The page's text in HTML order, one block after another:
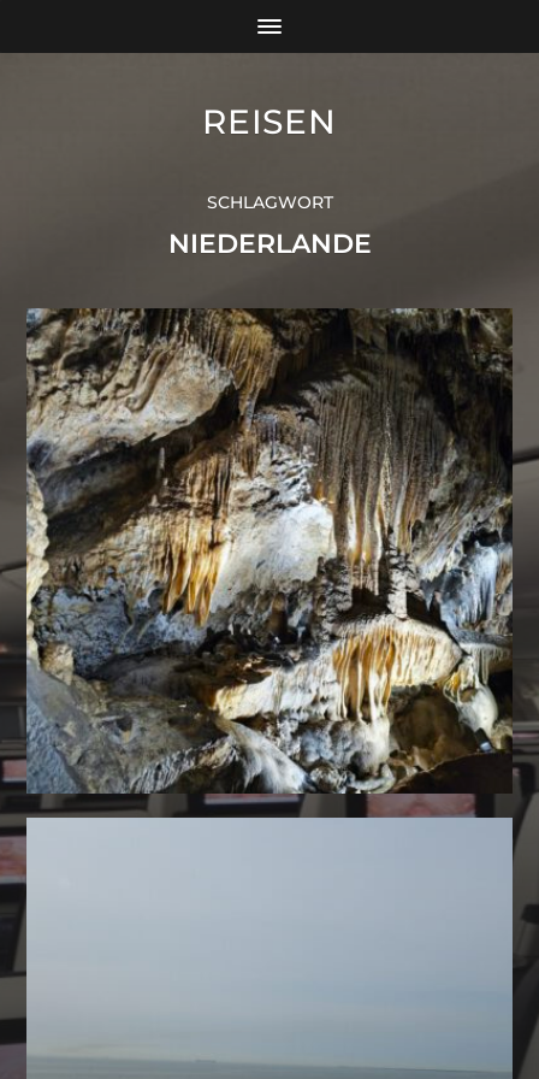
REISEN
SCHLAGWORT
NIEDERLANDE